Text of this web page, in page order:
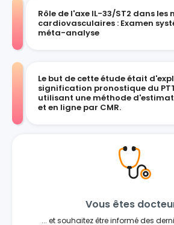
Rôle de l'axe IL-33/ST2 dans les
cardiovasculaires : Examen
méta-analyse
Le but de cette étude était
signification pronostique du
utilisant une méthode
et en ligne par CMR.
Vous êtes
... et souhaitez être informé des